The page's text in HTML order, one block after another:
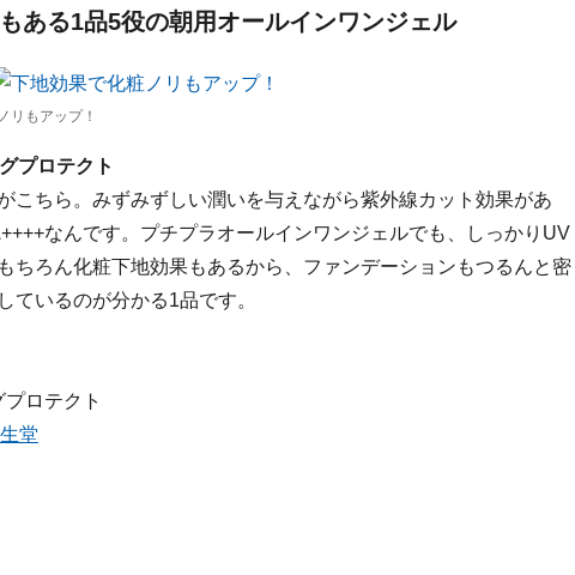
ある1品5役の朝用オールインワンジェル
リもアップ！
プロテクト
こちら。みずみずしい潤いを与えながら紫外線カット効果があ
なんです。プチプラオールインワンジェルでも、しっかりUV
ちろん化粧下地効果もあるから、ファンデーションもつるんと密
ているのが分かる1品です。
ロテクト
堂